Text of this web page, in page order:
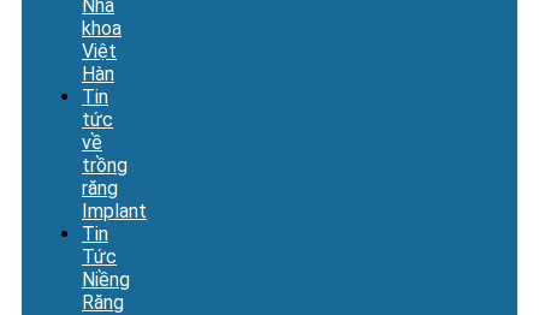
Nha
khoa
Việt
Hàn
Tin
tức
về
trồng
răng
Implant
Tin
Tức
Niềng
Răng